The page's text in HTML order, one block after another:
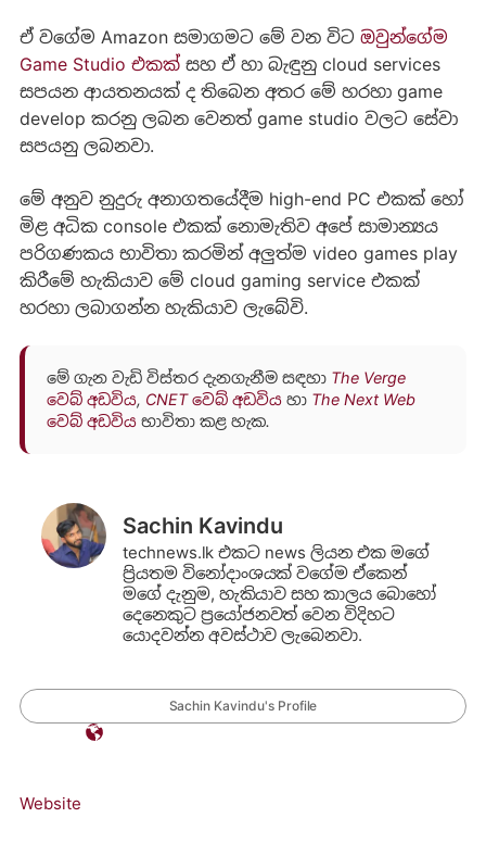
ඒ වගේම Amazon සමාගමට මේ වන විට ඔවුන්ගේම
Game Studio එකක්සහ ඒ හා බැඳුනු cloud services
සපයන ආයතනයක් ද තිබෙන අතර මේ හරහා game
develop කරනු ලබන වෙනත් game studio වලට සේවා
සපයනු ලබනවා.
මේ අනුව නුදුරු අනාගතයේදීම high-end PC එකක් හෝ
මිළ අධික console එකක් නොමැතිව අපේ සාමාන්‍යය
පරිගණකය භාවිතා කරමින් අලුත්ම video games play
කිරීමේ හැකියාව මේ cloud gaming service එකක්
හරහා ලබාගන්න හැකියාව ලැබේවි.
මේ ගැන වැඩි විස්තර දැනගැනීම සඳහා The Verge
වෙබ් අඩවිය, CNET වෙබ් අඩවියහා The Next Web
වෙබ් අඩවියභාවිතා කළ හැක.
Sachin Kavindu
technews.lk එකට news ලියන එක මගේ
ප්‍රියතම විනෝදාංශයක් වගේම ඒකෙන්
මගේ දැනුම, හැකියාව සහ කාලය බොහෝ
දෙනෙකුට ප්‍රයෝජනවත් වෙන විදිහට
යොදවන්න අවස්ථාව ලැබෙනවා.
Sachin Kavindu's Profile
Website